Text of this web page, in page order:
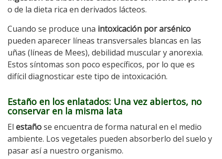
o de la dieta rica en derivados lácteos.
Cuando se produce una intoxicación por arsénico
pueden aparecer líneas transversales blancas en las
uñas (líneas de Mees), debilidad muscular y anorexia.
Estos síntomas son poco específicos, por lo que es
difícil diagnosticar este tipo de intoxicación.
Estaño en los enlatados: Una vez abiertos, no
conservar en la misma lata
El estañose encuentra de forma natural en el medio
ambiente. Los vegetales pueden absorberlo del suelo y
pasar así a nuestro organismo.